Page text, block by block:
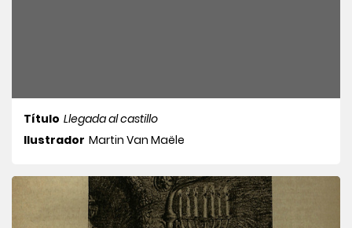
Título Llegada al castillo
Ilustrador Martin Van Maële